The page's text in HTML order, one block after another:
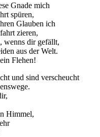
Gnade mich
spüren,
Glauben ich
zieren,
wenns dir gefällt,
aus der Welt.
Flehen!
und sind verscheucht
Himmel,